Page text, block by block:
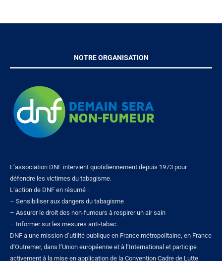
NOTRE ORGANISATION
L’association DNF intervient quotidiennement depuis 1973 pour
défendre les victimes du tabagisme.
L’action de DNF en résumé :
– Sensibiliser aux dangers du tabagisme
– Assurer le droit des non-fumeurs à respirer un air sain
– Informer sur les mesures anti-tabac.
DNF a une mission d’utilité publique en France métropolitaine, en France
d’Outremer, dans l’Union européenne et à l’International et participe
activement à la mise en application de la Convention Cadre de Lutte